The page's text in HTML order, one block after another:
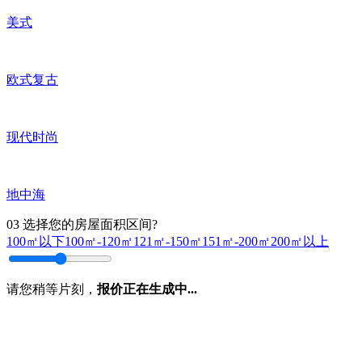
美式
欧式复古
现代时尚
地中海
03 选择您的房屋面积区间?
100㎡以下100㎡-120㎡121㎡-150㎡151㎡-200㎡200㎡以上
请您稍等片刻， 报价正在生成中...